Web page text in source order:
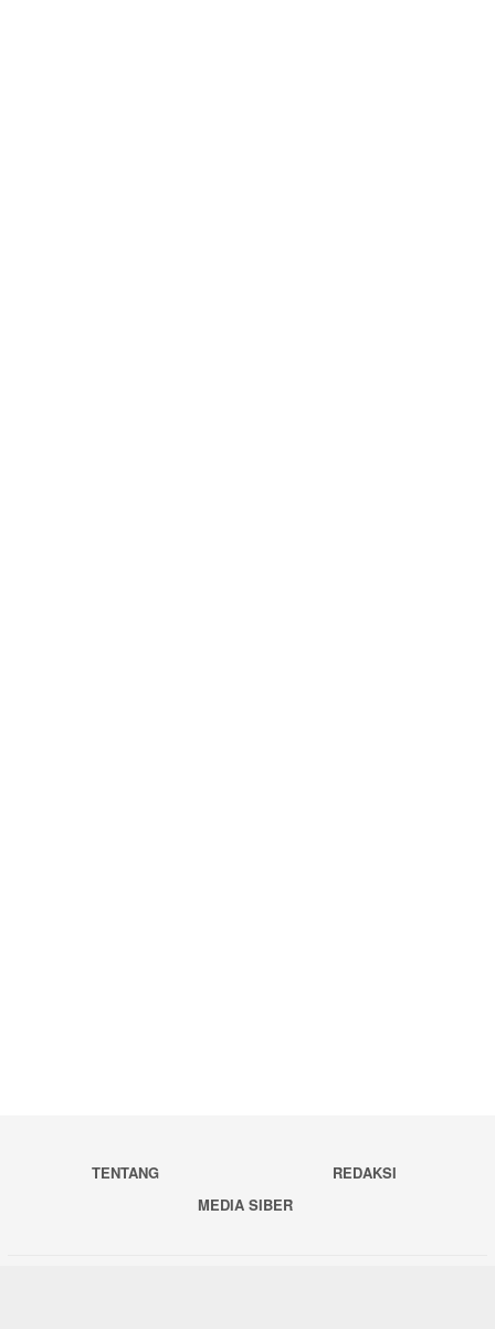
TENTANG
REDAKSI
MEDIA SIBER